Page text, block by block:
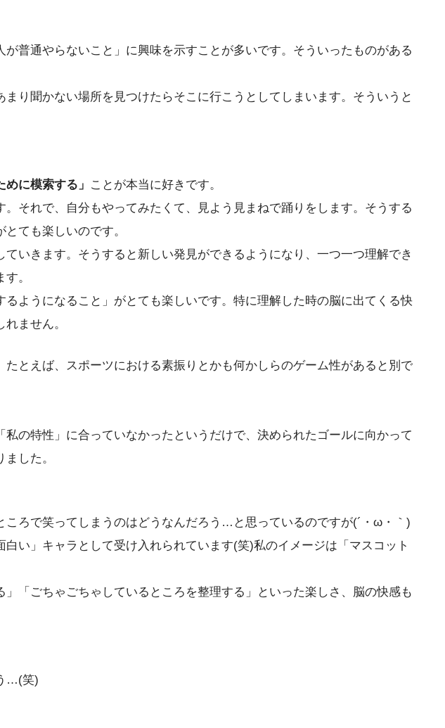
普通やらないこと」に興味を示すことが多いです。そういったものがある
り聞かない場所を見つけたらそこに行こうとしてしまいます。そういうと
に模索する」 ことが本当に好きです。
それで、自分もやってみたくて、見よう見まねで踊りをします。そうする
ても楽しいのです。
いきます。そうすると新しい発見ができるようになり、一つ一つ理解でき
。
ようになること」がとても楽しいです。特に理解した時の脳に出てくる快
ません。
とえば、スポーツにおける素振りとかも何かしらのゲーム性があると別で
の特性」に合っていなかったというだけで、決められたゴールに向かって
した。
ろで笑ってしまうのはどうなんだろう…と思っているのですが(´・ω・｀)
い」キャラとして受け入れられています(笑)私のイメージは「マスコット
「ごちゃごちゃしているところを整理する」といった楽しさ、脳の快感も
…(笑)